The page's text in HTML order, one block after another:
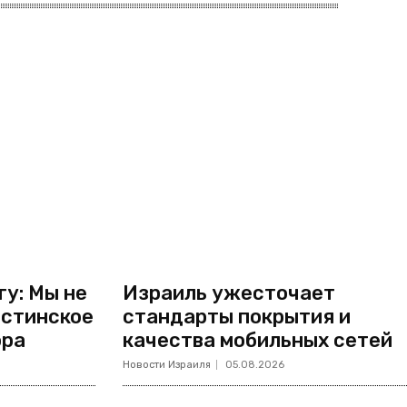
Мы не
Израиль ужесточает
стандарты покрытия и
качества мобильных сетей
Новости Израиля 05.08.2026